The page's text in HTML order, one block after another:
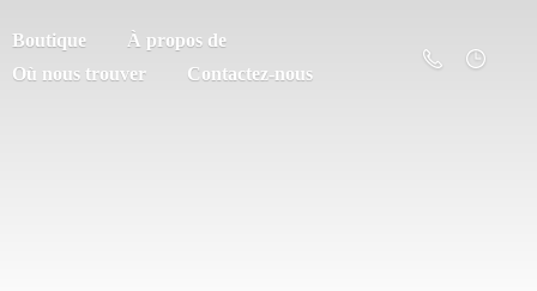
Boutique
À propos de
Où nous trouver
Contactez-nous